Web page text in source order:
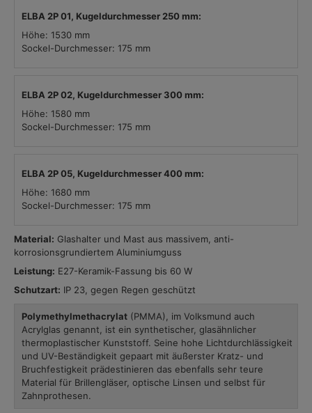
ELBA 2P 01, Kugeldurchmesser 250 mm:
Höhe: 1530 mm
Sockel-Durchmesser: 175 mm
ELBA 2P 02, Kugeldurchmesser 300 mm:
Höhe: 1580 mm
Sockel-Durchmesser: 175 mm
ELBA 2P 05, Kugeldurchmesser 400 mm:
Höhe: 1680 mm
Sockel-Durchmesser: 175 mm
Material: Glashalter und Mast aus massivem, anti-
korrosionsgrundiertem Aluminiumguss
Leistung: E27-Keramik-Fassung bis 60 W
Schutzart: IP 23, gegen Regen geschützt
Polymethylmethacrylat (PMMA), im Volksmund auch
Acrylglas genannt, ist ein synthetischer, glasähnlicher
thermoplastischer Kunststoff. Seine hohe Lichtdurchlässigkeit
und UV-Beständigkeit gepaart mit äußerster Kratz- und
Bruchfestigkeit prädestinieren das ebenfalls sehr teure
Material für Brillengläser, optische Linsen und selbst für
Zahnprothesen.